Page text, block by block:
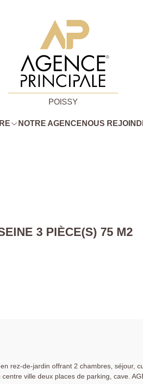
POISSY
NOTRE AGENCE NOUS
3 PIÈCE(S) 75 M2
rez-de-jardin offrant 2 chambres, séjour,
ville deux places de parking, cave.